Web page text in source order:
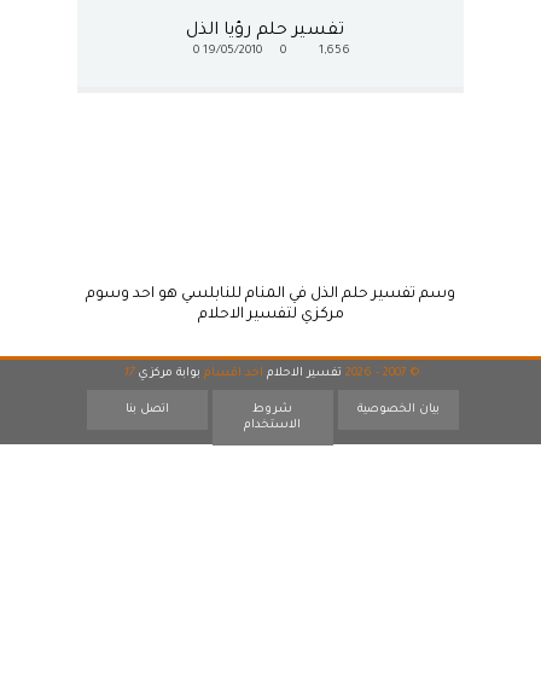
تفسير حلم رؤيا الذل
1,656
19/05/2010
0
وسم تفسير حلم الذل في المنام للنابلسي هو احد وسوم
مركزي لتفسير الاحلام
© 2007 - 2026 تفسير الاحلام احد اقسام بوابة مركزي 17
بيان الخصوصية
شروط
الاستخدام
اتصل بنا